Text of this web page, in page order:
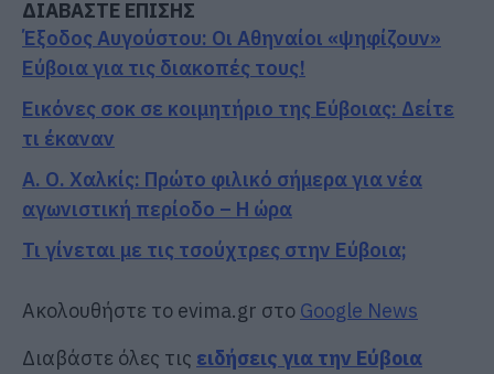
ΔΙΑΒΑΣΤΕ ΕΠΙΣΗΣ
Έξοδος Αυγούστου: Οι Αθηναίοι «ψηφίζουν»
Εύβοια για τις διακοπές τους!
Εικόνες σοκ σε κοιμητήριο της Εύβοιας: Δείτε
τι έκαναν
Α. Ο. Χαλκίς: Πρώτο φιλικό σήμερα για νέα
αγωνιστική περίοδο – Η ώρα
Τι γίνεται με τις τσούχτρες στην Εύβοια;
Ακολουθήστε το evima.gr στο Google News
Διαβάστε όλες τις ειδήσεις για την Εύβοια